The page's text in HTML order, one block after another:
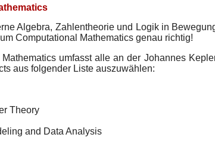
Algebra, Zahlentheorie und Logik in
Computational Mathematics genau richtig!
umfasst alle an der Johannes
aus folgender Liste auszuwählen:
Theory
and Data Analysis